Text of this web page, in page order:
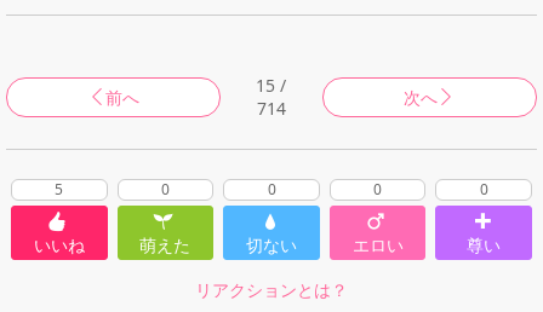
前へ
15 /
714
次へ
5
いいね
0
萌えた
0
切ない
0
エロい
0
尊い
リアクションとは？